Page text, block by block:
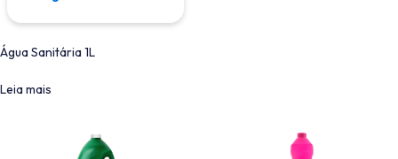
Água Sanitária 1L
Leia mais